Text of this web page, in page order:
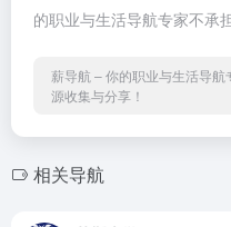
的职业与生活导航专家不承
薪导航 – 你的职业与生活导
源收集与分享！
相关导航